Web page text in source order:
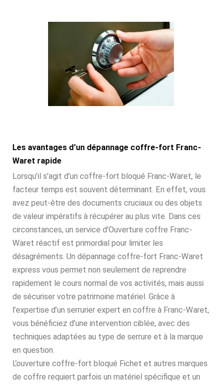
Les avantages d’un dépannage coffre-fort Franc-
Waret rapide
Lorsqu’il s’agit d’un coffre-fort bloqué Franc-Waret, le
facteur temps est souvent déterminant. En effet, vous
avez peut-être des documents cruciaux ou des objets
de valeur impératifs à récupérer au plus vite. Dans ces
circonstances, un service d’Ouverture coffre Franc-
Waret réactif est primordial pour limiter les
désagréments. Un dépannage coffre-fort Franc-Waret
express vous permet non seulement de reprendre
rapidement le cours normal de vos activités, mais aussi
de sécuriser votre patrimoine matériel. Grâce à
l’expertise d’un serrurier expert en coffre à Franc-Waret,
vous bénéficiez d’une intervention ciblée, avec des
techniques adaptées au type de serrure et à la marque
en question.
L’ouverture coffre-fort bloqué Fichet et autres marques
de coffre requiert parfois un matériel spécifique et un